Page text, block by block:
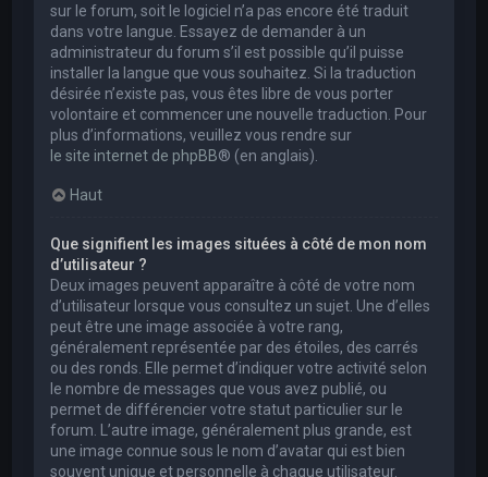
sur le forum, soit le logiciel n’a pas encore été traduit
dans votre langue. Essayez de demander à un
administrateur du forum s’il est possible qu’il puisse
installer la langue que vous souhaitez. Si la traduction
désirée n’existe pas, vous êtes libre de vous porter
volontaire et commencer une nouvelle traduction. Pour
plus d’informations, veuillez vous rendre sur
le site internet de phpBB® (en anglais).
Haut
Que signifient les images situées à côté de mon nom
d’utilisateur ?
Deux images peuvent apparaître à côté de votre nom
d’utilisateur lorsque vous consultez un sujet. Une d’elles
peut être une image associée à votre rang,
généralement représentée par des étoiles, des carrés
ou des ronds. Elle permet d’indiquer votre activité selon
le nombre de messages que vous avez publié, ou
permet de différencier votre statut particulier sur le
forum. L’autre image, généralement plus grande, est
une image connue sous le nom d’avatar qui est bien
souvent unique et personnelle à chaque utilisateur.